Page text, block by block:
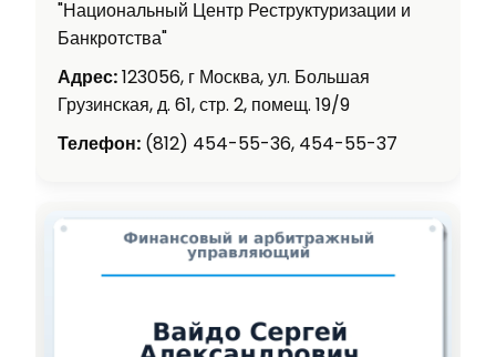
"Национальный Центр Реструктуризации и
Банкротства"
Адрес:123056, г Москва, ул. Большая
Грузинская, д. 61, стр. 2, помещ. 19/9
Телефон: (812) 454-55-36, 454-55-37